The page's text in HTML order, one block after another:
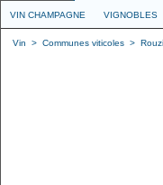
VIN CHAMPAGNE VIGNOBLES
Vin > Communes viticoles >